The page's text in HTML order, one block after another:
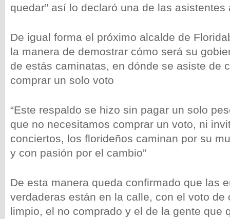
quedar” así lo declaró una de las asistentes
De igual forma el próximo alcalde de
la manera de demostrar cómo será su
de estás caminatas, en dónde se asiste de
comprar un solo voto
“Este respaldo se hizo sin pagar un solo
que no necesitamos comprar un voto, ni
conciertos, los florideños caminan por su
y con pasión por el cambio”
De esta manera queda confirmado que las
verdaderas están en la calle, con el voto de
limpio, el no comprado y el de la gente que